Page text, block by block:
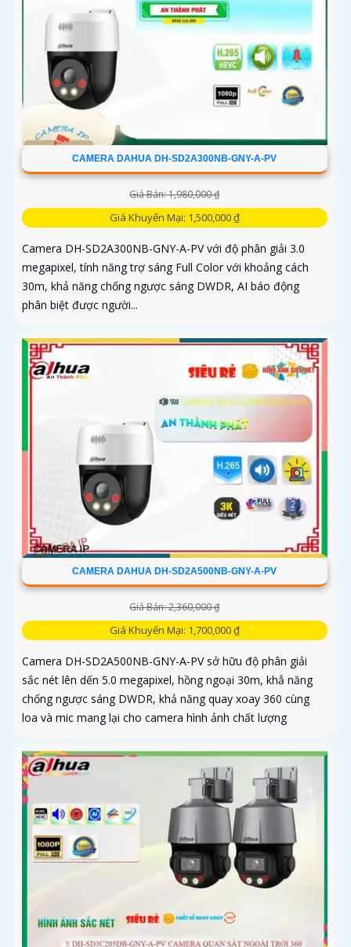
CAMERA DAHUA DH-SD2A300NB-GNY-A-PV
Giá Bán: 1,980,000 ₫
Giá Khuyến Mại: 1,500,000 ₫
Camera DH-SD2A300NB-GNY-A-PV với độ phân giải 3.0
megapixel, tính năng trợ sáng Full Color với khoảng cách
30m, khả năng chống ngược sáng DWDR, AI báo động
phân biệt được người...
CAMERA DAHUA DH-SD2A500NB-GNY-A-PV
Giá Bán: 2,360,000 ₫
Giá Khuyến Mại: 1,700,000 ₫
Camera DH-SD2A500NB-GNY-A-PV sở hữu độ phân giải
sắc nét lên dến 5.0 megapixel, hồng ngoại 30m, khẳ năng
chống ngược sáng DWDR, khả năng quay xoay 360 cùng
loa và mic mang lại cho camera hình ảnh chất lượng